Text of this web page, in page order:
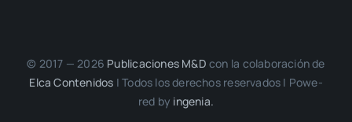
© 2017 — 2026 Publi­ca­cio­nes M&D con la cola­bo­ra­ción de
Elca Con­te­ni­dos | Todos los dere­chos reser­va­dos | Powe­
red by inge­nia.